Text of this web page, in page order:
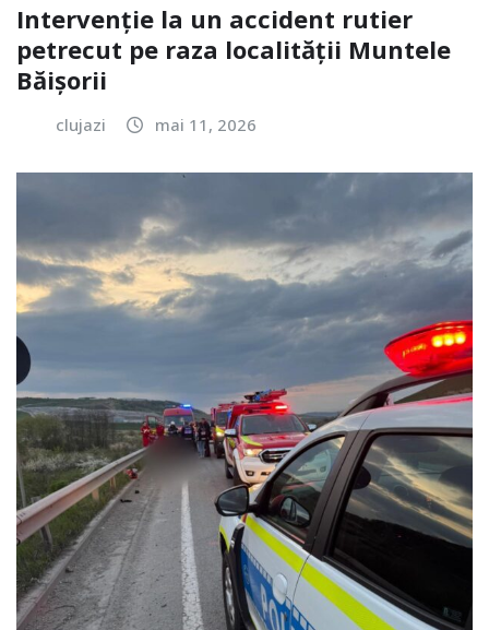
Intervenție la un accident rutier
petrecut pe raza localității Muntele
Băișorii
clujazi mai 11, 2026